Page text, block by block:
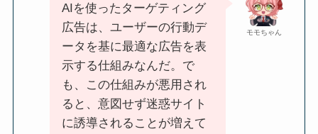
モモちゃん
AIを使ったターゲティング
広告は、ユーザーの行動デ
ータを基に最適な広告を表
示する仕組みなんだ。で
も、この仕組みが悪用され
ると、意図せず迷惑サイト
に誘導されることが増えて